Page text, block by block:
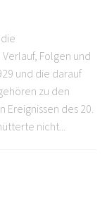
Folgen und
und die darauf
zu den
des 20.
nicht...